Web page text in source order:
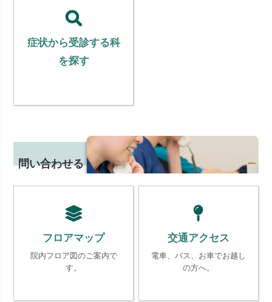
症状から受診する科
を探す
問い合わせる
フロアマップ
院内フロア図のご案内で
す。
交通アクセス
電車、バス、お車でお越し
の方へ。